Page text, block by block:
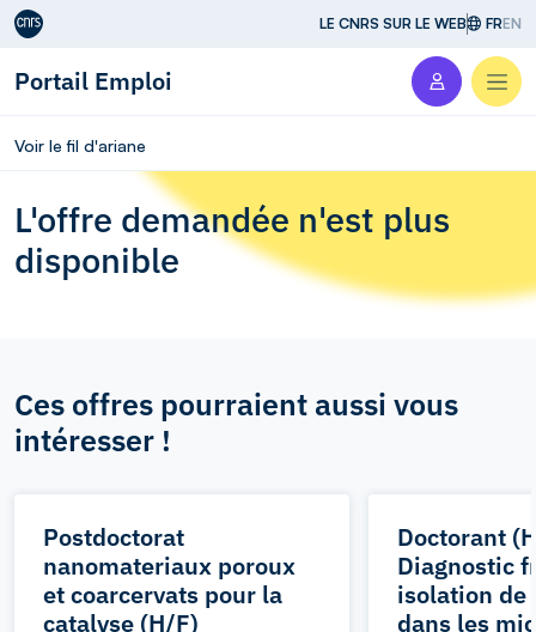
Aller au contenu LE CNRS SUR LE WEB FREN
Portail Emploi
Voir le fil d'ariane
L'offre demandée n'est plus
disponible
Ces offres pourraient aussi vous
intéresser !
Postdoctorat
nanomateriaux poroux
et coarcervats pour la
catalyse (H/F)
Doctorant
Diagnostic
isolation de
dans les